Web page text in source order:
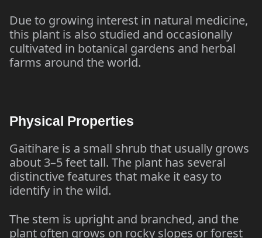
Due to growing interest in natural medicine,
this plant is also studied and occasionally
cultivated in botanical gardens and herbal
farms around the world.
Physical Properties
Gaitihare is a small shrub that usually grows
about 3–5 feet tall. The plant has several
distinctive features that make it easy to
identify in the wild.
The stem is upright and branched, and the
plant often grows on rocky slopes or forest